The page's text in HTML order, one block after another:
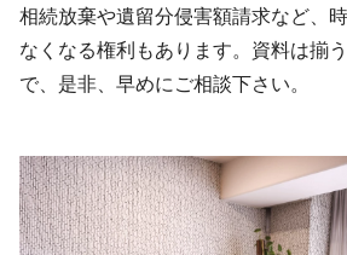
相続放棄や遺留分侵害額請求など、
なくなる権利もあります。資料は揃
で、是非、早めにご相談下さい。